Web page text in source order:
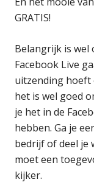
GRATIS!
Belangrijk is wel
Facebook Live
uitzending hoeft
het is wel goed
je het in de
hebben. Ga je
bedrijf of deel je
moet een
kijker.